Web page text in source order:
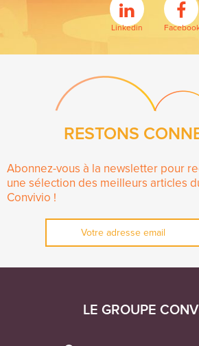
Linkedin
RESTONS
Abonnez-vous à la newsletter pour
une sélection des meilleurs articles
Convivio !
LE GROUPE